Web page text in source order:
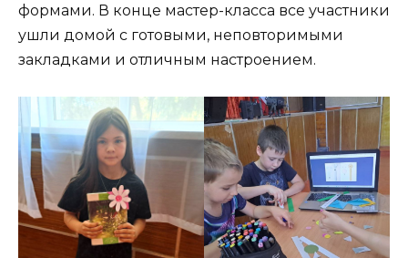
формами. В конце мастер-класса все участники
ушли домой с готовыми, неповторимыми
закладками и отличным настроением.